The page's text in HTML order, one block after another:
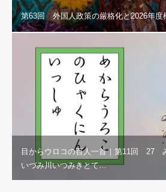
第63回 外国人政策の厳格化と2026年度
目からウロコの百人一首｜第11回 27
いづみ川いつみきとて…